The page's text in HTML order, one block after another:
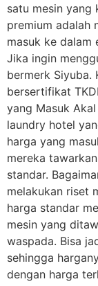
satu mesin yang
premium adalah
masuk ke dalam
Jika ingin
bermerk Siyuba.
bersertifikat
yang Masuk
laundry hotel
harga yang
mereka
standar.
melakukan riset
harga standar
mesin yang
waspada. Bisa
sehingga
dengan harga